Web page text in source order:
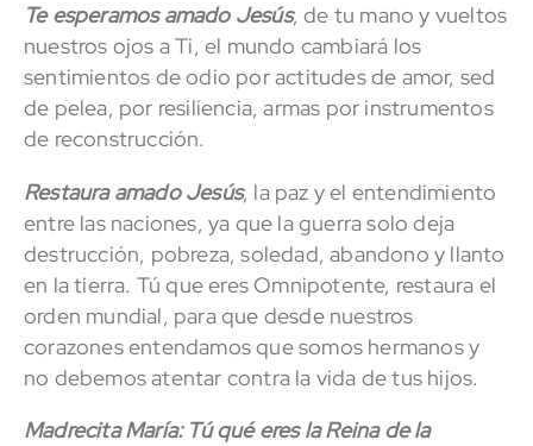
Te esperamos amado Jesús, de tu mano y vueltos
nuestros ojos a Ti, el mundo cambiará los
sentimientos de odio por actitudes de amor, sed
de pelea, por resiliencia, armas por instrumentos
de reconstrucción.
Restaura amado Jesús, la paz y el entendimiento
entre las naciones, ya que la guerra solo deja
destrucción, pobreza, soledad, abandono y llanto
en la tierra. Tú que eres Omnipotente, restaura el
orden mundial, para que desde nuestros
corazones entendamos que somos hermanos y
no debemos atentar contra la vida de tus hijos.
Madrecita María: Tú qué eres la Reina de la